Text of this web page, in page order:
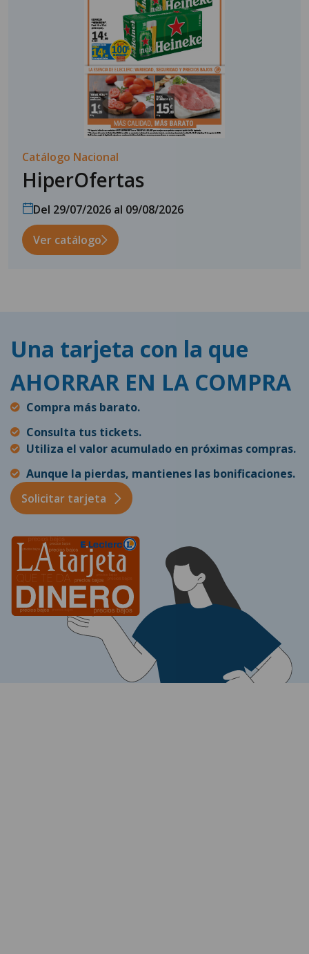
Catálogo Nacional
HiperOfertas
Del 29/07/2026 al 09/08/2026
Ver catálogo
Una tarjeta con la que
AHORRAR EN LA COMPRA
Compra más barato.
Consulta tus tickets.
Utiliza el valor acumulado en próximas compras.
Aunque la pierdas, mantienes las bonificaciones.
Solicitar tarjeta